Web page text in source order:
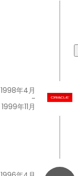
1998年4月
-
1999年11月